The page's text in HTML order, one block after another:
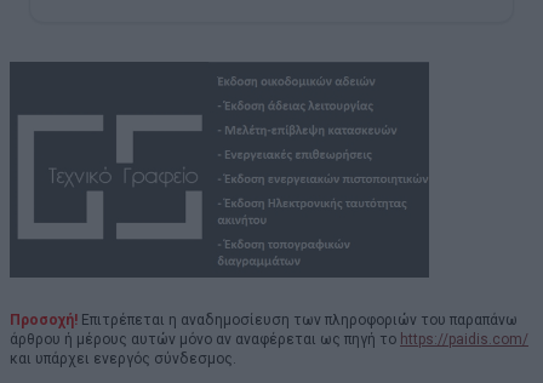
Προσοχή! Επιτρέπεται η αναδημοσίευση των πληροφοριών του παραπάνω
άρθρου ή μέρους αυτών μόνο αν αναφέρεται ως πηγή το https://paidis.com/
και υπάρχει ενεργός σύνδεσμος.